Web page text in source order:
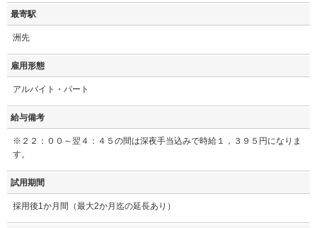
最寄駅
洲先
雇用形態
アルバイト・パート
給与備考
※２２：００～翌４：４５の間は深夜手当込みで時給１，３９５円になりま
す。
試用期間
採用後1か月間（最大2か月迄の延長あり）